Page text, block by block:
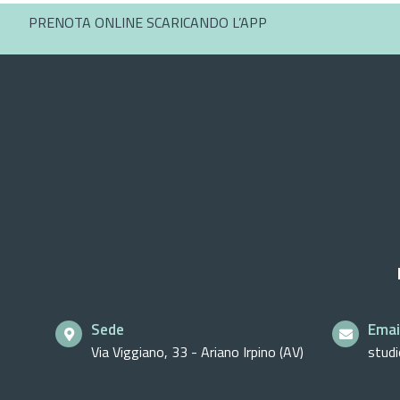
PRENOTA ONLINE SCARICANDO L’APP
Sede
Via Viggiano, 33 - Ariano Irpino (AV)